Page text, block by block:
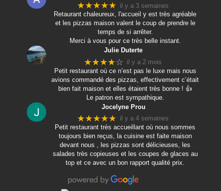
★★★★★ il y a 3 semaines
Retaurant chaleureux, l'accueil y est très agréable
et les pizzas maison valent le coup de prendre le
temps de si arrêter.
Merci à vous pour ce très belle instant.
Julie Duterte
★★★★☆ il y a 2 mois
Petit restaurant où ce n’est pas le luxe mais nous
avions commandé des pizzas, effectivement c’était
bien fait maison et elles étaient très bonne ! 👍
Le patron est sympathique.
Jocelyne Prou
★★★★★ il y a 4 semaines
Petit restaurant très accueillant où nous sommes
toujours bien reçus, la cuisine est faite maison
devant nous , les pizzas sont délicieuses, les
salades très copieuses et les coupes de glaces au
top et ce avec un bon rapport qualité prix.